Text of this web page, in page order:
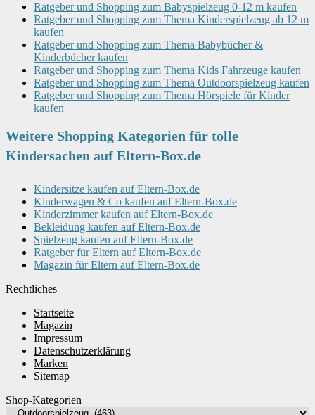
Ratgeber und Shopping zum Babyspielzeug 0-12 m kaufen
Ratgeber und Shopping zum Thema Kinderspielzeug ab 12 m
kaufen
Ratgeber und Shopping zum Thema Babybücher &
Kinderbücher kaufen
Ratgeber und Shopping zum Thema Kids Fahrzeuge kaufen
Ratgeber und Shopping zum Thema Outdoorspielzeug kaufen
Ratgeber und Shopping zum Thema Hörspiele für Kinder
kaufen
Weitere Shopping Kategorien für tolle
Kindersachen auf Eltern-Box.de
Kindersitze kaufen auf Eltern-Box.de
Kinderwagen & Co kaufen auf Eltern-Box.de
Kinderzimmer kaufen auf Eltern-Box.de
Bekleidung kaufen auf Eltern-Box.de
Spielzeug kaufen auf Eltern-Box.de
Ratgeber für Eltern auf Eltern-Box.de
Magazin für Eltern auf Eltern-Box.de
Rechtliches
Startseite
Magazin
Impressum
Datenschutzerklärung
Marken
Sitemap
Shop-Kategorien